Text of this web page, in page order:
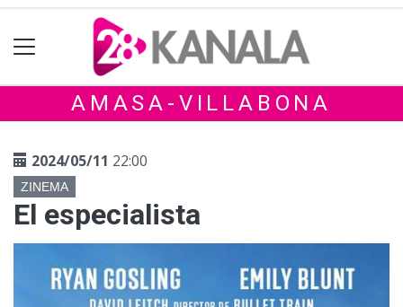
AMASA-VILLABONA
2024/05/11 22:00
ZINEMA
El especialista